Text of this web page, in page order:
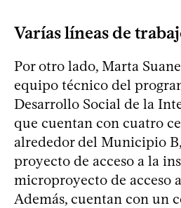
Varías líneas de
Por otro lado, Marta
equipo técnico del
Desarrollo Social de la
que cuentan con cuatro
alrededor del Municipio
proyecto de acceso a la
microproyecto de acceso
Además, cuentan con un